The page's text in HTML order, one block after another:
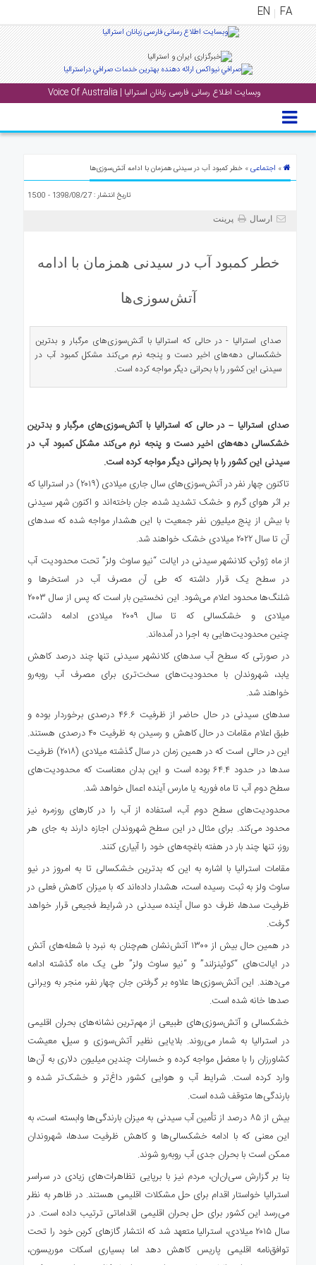
FA
EN
وبسایت اطلاع رسانی فارسی زبانان استرالیا | Voice Of Australia
منوی
اصلی
پادکست
» اجتماعی» خطر کمبود آب در سیدنی همزمان با ادامه آتش‌سوزی‌ها
تاریخ انتشار : 1398/08/27 - 15:00
ارسال پرینت
خطر کمبود آب در سیدنی همزمان با ادامه
آتش‌سوزی‌ها
صدای استرالیا - در حالی که استرالیا با آتش‌سوزی‌های مرگبار و بدترین
خشکسالی دهه‌های اخیر دست‌ و پنجه نرم می‌کند مشکل کمبود آب در
سیدنی این کشور را با بحرانی دیگر مواجه کرده است.
صدای استرالیا – در حالی که استرالیا با آتش‌سوزی‌های مرگبار و بدترین
خشکسالی دهه‌های اخیر دست‌ و پنجه نرم می‌کند مشکل کمبود آب در
سیدنی این کشور را با بحرانی دیگر مواجه کرده است.
تاکنون چهار نفر در آتش‌سوزی‌های سال جاری میلادی (۲۰۱۹) در استرالیا که
بر اثر هوای گرم و خشک تشدید شده، جان باخته‌اند و اکنون شهر سیدنی
با بیش از پنج میلیون نفر جمعیت با این هشدار مواجه شده که سدهای
آن تا سال ۲۰۲۲ میلادی خشک خواهند شد.
از ماه ژوئن، کلانشهر سیدنی در ایالت “نیو ساوث ولز” تحت محدودیت آب
در سطح یک قرار داشته که طی آن مصرف آب در استخرها و
شلنگ‌ها محدود اعلام می‌شود. این نخستین بار است که پس از سال ۲۰۰۳
میلادی و خشکسالی که تا سال ۲۰۰۹ میلادی ادامه داشت،
چنین محدودیت‌هایی به اجرا در آمده‌اند.
در صورتی که سطح آب سدهای کلانشهر سیدنی تنها چند درصد کاهش
یابد، شهروندان با محدودیت‌های سخت‌تری برای مصرف آب روبه‌رو
خواهند شد.
سدهای سیدنی در حال حاضر از ظرفیت ۴۶.۶ درصدی برخوردار بوده و
طبق اعلام مقامات در حال کاهش و رسیدن به ظرفیت ۴۰ درصدی هستند.
این در حالی است که در همین زمان در سال گذشته میلادی (۲۰۱۸) ظرفیت
سدها در حدود ۶۴.۴ بوده است و این بدان معناست که محدودیت‌های
سطح دوم آب تا ماه فوریه یا مارس آینده اعمال خواهد شد.
محدودیت‌های سطح دوم آب، استفاده از آب را در کارهای روزمره نیز
محدود می‌کند. برای مثال در این سطح شهروندان اجازه دارند به جای هر
روز، تنها چند بار در هفته باغچه‌های خود را آبیاری کنند.
مقامات استرالیا با اشاره به این که بدترین خشکسالی تا به امروز در نیو
ساوث ولز به ثبت رسیده است، هشدار داده‌اند که با میزان کاهش فعلی در
ظرفیت سدها، ظرف دو سال آینده سیدنی در شرایط فجیعی قرار خواهد
گرفت.
در همین حال بیش از ۱۳۰۰ آتش‌نشان هم‌چنان به نبرد با شعله‌های آتش
در ایالت‌های “کوئینزلند” و “نیو ساوث ولز” طی یک ماه گذشته ادامه
می‌دهند. این آتش‌سوزی‌ها علاوه بر گرفتن جان چهار نفر، منجر به ویرانی
صدها خانه شده است.
خشکسالی و آتش‌سوزی‌های طبیعی از مهم‌ترین نشانه‌های بحران اقلیمی
در استرالیا به شمار می‌روند. بلایایی نظیر آتش‌سوزی و سیل، معیشت
کشاورزان را با معضل مواجه کرده و خسارات چندین میلیون دلاری به آن‌ها
وارد کرده است. شرایط آب و هوایی کشور داغ‌تر و خشک‌تر شده و
بارندگی‌ها متوقف شده است.
بیش از ۸۵ درصد از تأمین آب سیدنی به میزان بارندگی‌ها وابسته است، به
این معنی که با ادامه خشکسالی‌ها و کاهش ظرفیت سدها، شهروندان
ممکن است با بحران جدی آب روبه‌رو شوند.
بنا بر گزارش سی‌ان‌ان، مردم نیز با برپایی تظاهرات‌های زیادی در سراسر
استرالیا خواستار اقدام برای حل مشکلات اقلیمی هستند. در ظاهر به نظر
می‌رسد این کشور برای حل بحران اقلیمی اقداماتی ترتیب داده است. در
سال ۲۰۱۵ میلادی، استرالیا متعهد شد که انتشار گازهای کربن خود را تحت
توافق‌نامه اقلیمی پاریس کاهش دهد اما بسیاری اسکات موریسون،